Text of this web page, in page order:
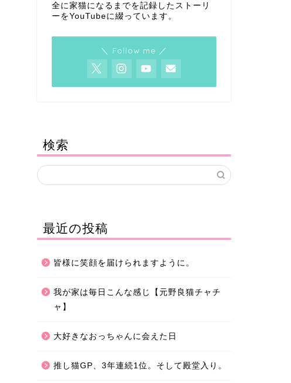
全に家猫になるまでを記録したストーリ
ーをYouTubeに綴っています。
＼ Follow me ／
検索
最近の投稿
皆様に笑顔を届けられますように。
我が家は毎日こんな感じ【元野良猫チャチ
ャ】
大好きなおっちゃんに会えた日
推し猫GP、3年連続1位。そして殿堂入り。